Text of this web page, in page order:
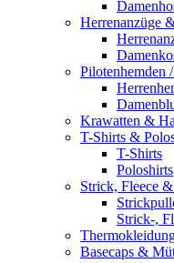
Herrenanzüge
Pilotenhemden
Krawatten &
T-Shirts &
T-Shirts
Poloshirts
Strick, Fleece
Strick-,
Basecaps &